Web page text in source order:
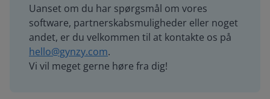
Uanset om du har spørgsmål om vores
software, partnerskabsmuligheder eller noget
andet, er du velkommen til at kontakte os på
hello@gynzy.com.
Vi vil meget gerne høre fra dig!